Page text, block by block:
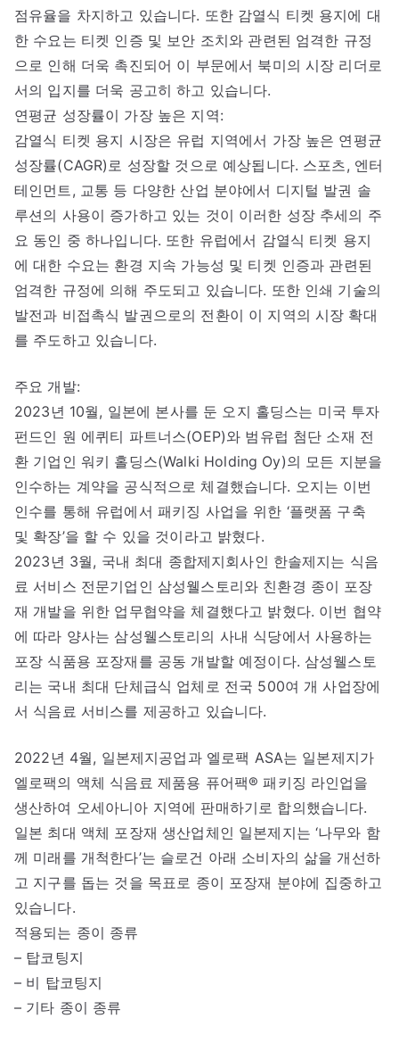
점유율을 차지하고 있습니다. 또한 감열식 티켓 용지에 대
한 수요는 티켓 인증 및 보안 조치와 관련된 엄격한 규정
으로 인해 더욱 촉진되어 이 부문에서 북미의 시장 리더로
서의 입지를 더욱 공고히 하고 있습니다.
연평균 성장률이 가장 높은 지역:
감열식 티켓 용지 시장은 유럽 지역에서 가장 높은 연평균
성장률(CAGR)로 성장할 것으로 예상됩니다. 스포츠, 엔터
테인먼트, 교통 등 다양한 산업 분야에서 디지털 발권 솔
루션의 사용이 증가하고 있는 것이 이러한 성장 추세의 주
요 동인 중 하나입니다. 또한 유럽에서 감열식 티켓 용지
에 대한 수요는 환경 지속 가능성 및 티켓 인증과 관련된
엄격한 규정에 의해 주도되고 있습니다. 또한 인쇄 기술의
발전과 비접촉식 발권으로의 전환이 이 지역의 시장 확대
를 주도하고 있습니다.
주요 개발:
2023년 10월, 일본에 본사를 둔 오지 홀딩스는 미국 투자
펀드인 원 에퀴티 파트너스(OEP)와 범유럽 첨단 소재 전
환 기업인 워키 홀딩스(Walki Holding Oy)의 모든 지분을
인수하는 계약을 공식적으로 체결했습니다. 오지는 이번
인수를 통해 유럽에서 패키징 사업을 위한 ‘플랫폼 구축
및 확장’을 할 수 있을 것이라고 밝혔다.
2023년 3월, 국내 최대 종합제지회사인 한솔제지는 식음
료 서비스 전문기업인 삼성웰스토리와 친환경 종이 포장
재 개발을 위한 업무협약을 체결했다고 밝혔다. 이번 협약
에 따라 양사는 삼성웰스토리의 사내 식당에서 사용하는
포장 식품용 포장재를 공동 개발할 예정이다. 삼성웰스토
리는 국내 최대 단체급식 업체로 전국 500여 개 사업장에
서 식음료 서비스를 제공하고 있습니다.
2022년 4월, 일본제지공업과 엘로팩 ASA는 일본제지가
엘로팩의 액체 식음료 제품용 퓨어팩® 패키징 라인업을
생산하여 오세아니아 지역에 판매하기로 합의했습니다.
일본 최대 액체 포장재 생산업체인 일본제지는 ‘나무와 함
께 미래를 개척한다’는 슬로건 아래 소비자의 삶을 개선하
고 지구를 돕는 것을 목표로 종이 포장재 분야에 집중하고
있습니다.
적용되는 종이 종류
– 탑코팅지
– 비 탑코팅지
– 기타 종이 종류